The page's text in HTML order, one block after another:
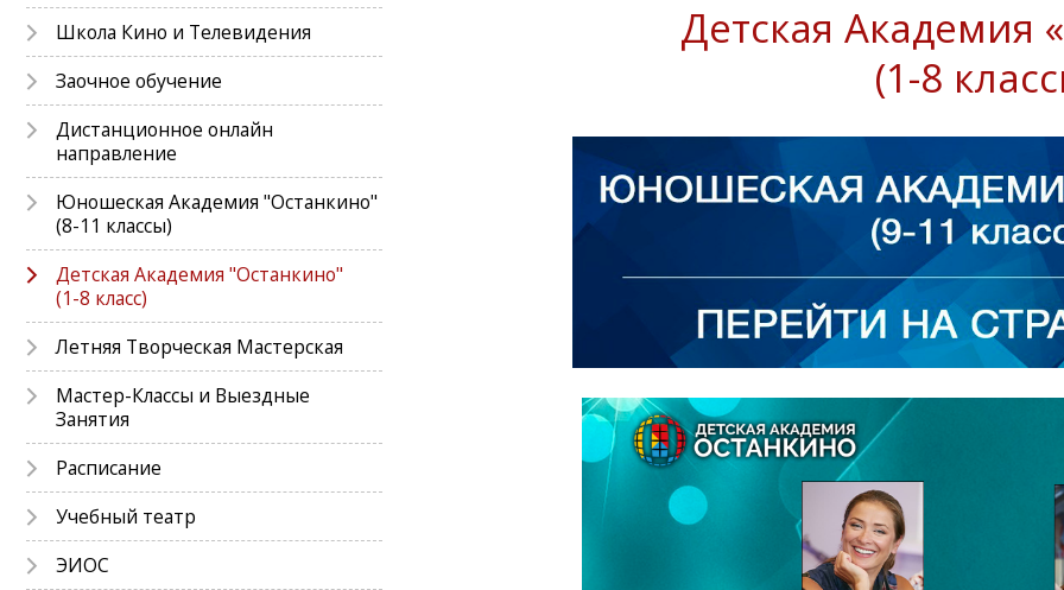
Детская Академия
(1-8
Школа Кино и Телевидения
Заочное обучение
Дистанционное онлайн
направление
Юношеская Академия "Останкино"
(8-11 классы)
Детская Академия "Останкино"
(1-8 класс)
Летняя Творческая Мастерская
Мастер-Классы и Выездные
Занятия
Расписание
Учебный театр
ЭИОС